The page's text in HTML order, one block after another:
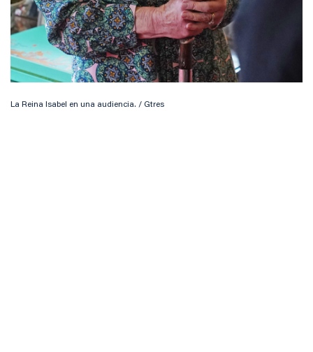
La Reina Isabel en una audiencia. / Gtres